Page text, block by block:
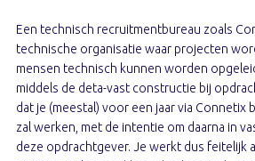
Een technisch recruitmentbureau zoals
technische organisatie waar projecten
mensen technisch kunnen worden
middels de deta-vast constructie bij
dat je (meestal) voor een jaar via Connetix
zal werken, met de intentie om daarna in
deze opdrachtgever. Je werkt dus feitelijk